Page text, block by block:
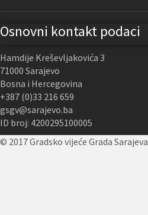
Osnovni kontakt podaci
Hamdije Kreševljakovića 3
71000 Sarajevo
Bosna i Hercegovina
+387 (0)33 216 659
gsgv@sarajevo.ba
ID broj: 4200295100005
© 2017 Gradsko vijeće Grada Sarajeva